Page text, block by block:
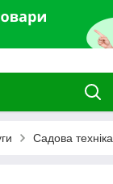
Садова техніка